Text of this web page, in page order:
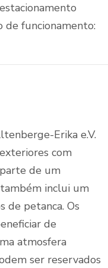
funcionamento:
Erika e.V.
com
de um
inclui um
de petanca. Os
de
atmosfera
ser reservados